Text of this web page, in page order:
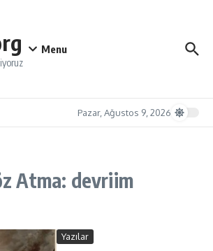
Menu
Pazar, Ağustos 9, 2026
Atma: devriim
Yazılar